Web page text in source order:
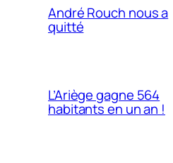
André Rouch nous a
quitté
L’Ariège gagne 564
habitants en un an !